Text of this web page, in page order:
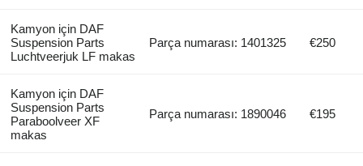
Kamyon için DAF
Suspension Parts
Luchtveerjuk LF makas
Parça numarası: 1401325 €250
Kamyon için DAF
Suspension Parts
Paraboolveer XF
makas
Parça numarası: 1890046 €195